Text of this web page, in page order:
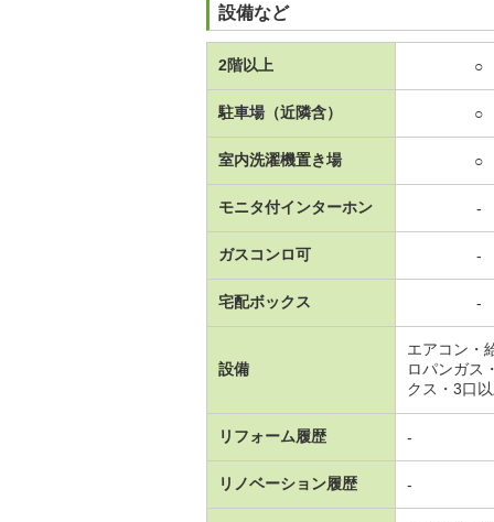
設備など
2階以上 ○
駐車場（近隣含） ○
室内洗濯機置き場 ○
モニタ付インターホン -
ガスコンロ可 -
宅配ボックス -
設備
エアコン・
ロパンガス
クス・3口
リフォーム履歴 -
リノベーション履歴 -